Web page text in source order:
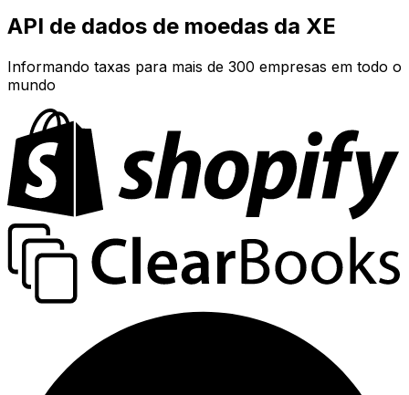
API de dados de moedas da XE
Informando taxas para mais de 300 empresas em todo o
mundo